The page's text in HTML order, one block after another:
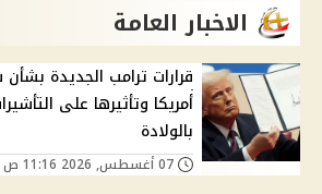
الاخبار العامة
قرارات ترامب الجديدة
أمريكا وتأثيرها على
بالولادة